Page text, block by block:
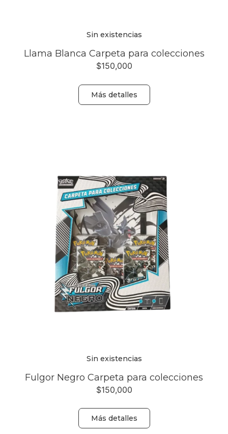
Sin existencias
Llama Blanca Carpeta para colecciones
$150,000
Más detalles
Sin existencias
Fulgor Negro Carpeta para colecciones
$150,000
Más detalles